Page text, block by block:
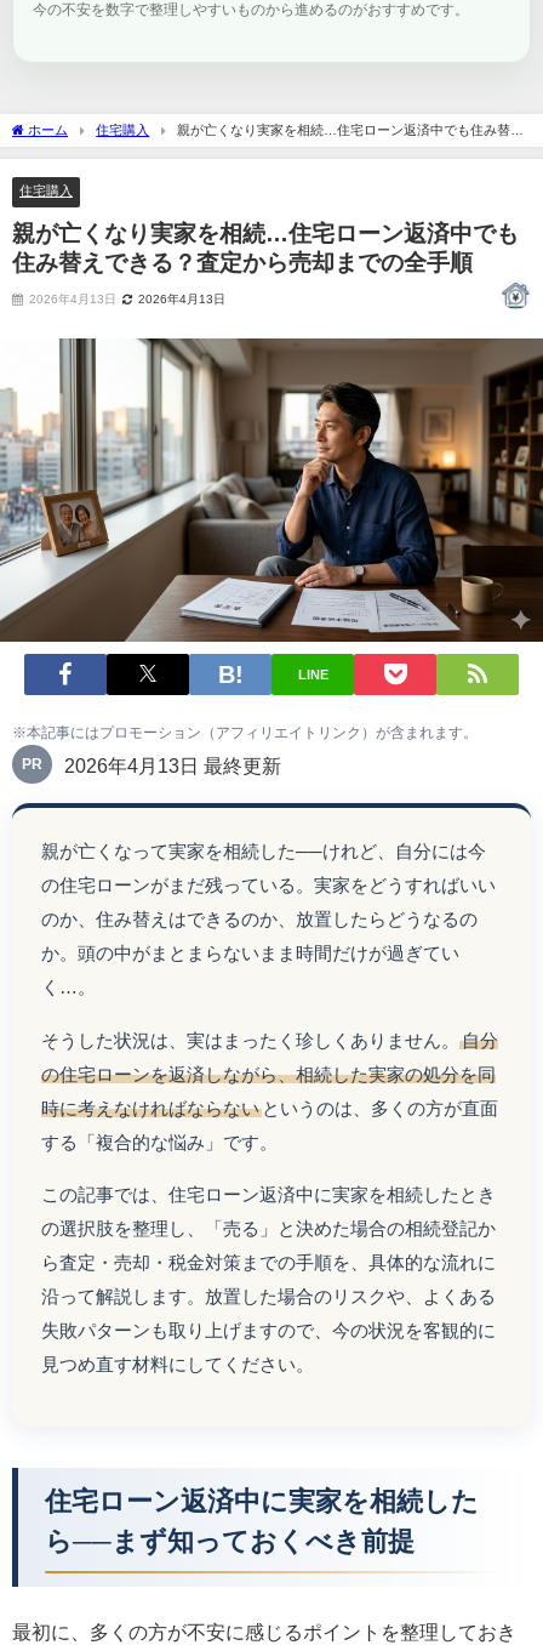
今の不安を数字で整理しやすいものから進めるのがおすすめです。
ホーム 住宅購入
親が亡くなり実家を相続…住宅ローン返済中でも住み替え
できる？査定から売却までの全手順
住宅購入
親が亡くなり実家を相続…住宅ローン返済中でも
住み替えできる？査定から売却までの全手順
2026年4月13日 2026年4月13日
LINE
※本記事にはプロモーション（アフィリエイトリンク）が含まれます。
PR 2026年4月13日 最終更新
親が亡くなって実家を相続した──けれど、自分には今
の住宅ローンがまだ残っている。実家をどうすればいい
のか、住み替えはできるのか、放置したらどうなるの
か。頭の中がまとまらないまま時間だけが過ぎてい
く…。
そうした状況は、実はまったく珍しくありません。
自分
の住宅ローンを返済しながら、相続した実家の処分を同
時に考えなければならない というのは、多くの方が直面
する「複合的な悩み」です。
この記事では、住宅ローン返済中に実家を相続したとき
の選択肢を整理し、「売る」と決めた場合の相続登記か
ら査定・売却・税金対策までの手順を、具体的な流れに
沿って解説します。放置した場合のリスクや、よくある
失敗パターンも取り上げますので、今の状況を客観的に
見つめ直す材料にしてください。
住宅ローン返済中に実家を相続した
ら──まず知っておくべき前提
最初に、多くの方が不安に感じるポイントを整理しておき